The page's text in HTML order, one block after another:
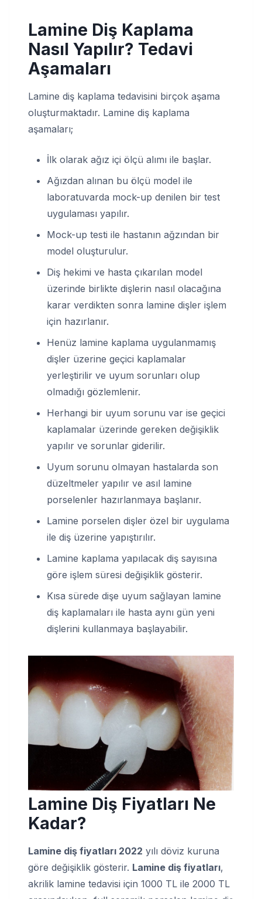
Lamine Diş Kaplama
Nasıl Yapılır? Tedavi
Aşamaları
Lamine diş kaplama tedavisini birçok aşama
oluşturmaktadır. Lamine diş kaplama
aşamaları;
İlk olarak ağız içi ölçü alımı ile başlar.
Ağızdan alınan bu ölçü model ile
laboratuvarda mock-up denilen bir test
uygulaması yapılır.
Mock-up testi ile hastanın ağzından bir
model oluşturulur.
Diş hekimi ve hasta çıkarılan model
üzerinde birlikte dişlerin nasıl olacağına
karar verdikten sonra lamine dişler işlem
için hazırlanır.
Henüz lamine kaplama uygulanmamış
dişler üzerine geçici kaplamalar
yerleştirilir ve uyum sorunları olup
olmadığı gözlemlenir.
Herhangi bir uyum sorunu var ise geçici
kaplamalar üzerinde gereken değişiklik
yapılır ve sorunlar giderilir.
Uyum sorunu olmayan hastalarda son
düzeltmeler yapılır ve asıl lamine
porselenler hazırlanmaya başlanır.
Lamine porselen dişler özel bir uygulama
ile diş üzerine yapıştırılır.
Lamine kaplama yapılacak diş sayısına
göre işlem süresi değişiklik gösterir.
Kısa sürede dişe uyum sağlayan lamine
diş kaplamaları ile hasta aynı gün yeni
dişlerini kullanmaya başlayabilir.
Lamine Diş Fiyatları Ne
Kadar?
Lamine diş fiyatları 2022 yılı döviz kuruna
göre değişiklik gösterir. Lamine diş fiyatları,
akrilik lamine tedavisi için 1000 TL ile 2000 TL